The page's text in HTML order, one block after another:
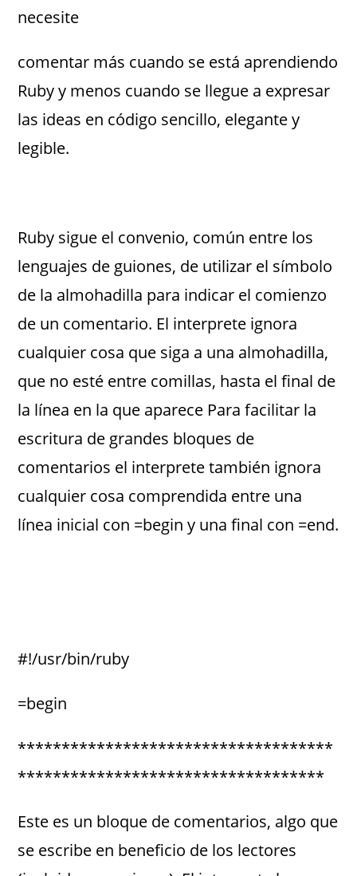
necesite
comentar más cuando se está aprendiendo
Ruby y menos cuando se llegue a expresar
las ideas en código sencillo, elegante y
legible.
Ruby sigue el convenio, común entre los
lenguajes de guiones, de utilizar el símbolo
de la almohadilla para indicar el comienzo
de un comentario. El interprete ignora
cualquier cosa que siga a una almohadilla,
que no esté entre comillas, hasta el final de
la línea en la que aparece Para facilitar la
escritura de grandes bloques de
comentarios el interprete también ignora
cualquier cosa comprendida entre una
línea inicial con =begin y una final con =end.
#!/usr/bin/ruby
=begin
************************************
***********************************
Este es un bloque de comentarios, algo que
se escribe en beneficio de los lectores